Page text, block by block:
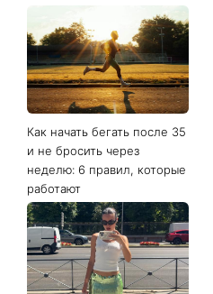
Как начать бегать после 35
и не бросить через
неделю: 6 правил, которые
работают